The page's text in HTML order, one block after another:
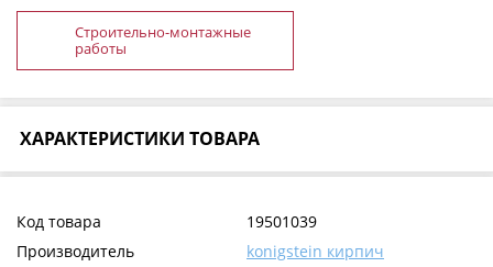
Строительно-монтажные
работы
ХАРАКТЕРИСТИКИ ТОВАРА
Код товара
19501039
Производитель
konigstein кирпич